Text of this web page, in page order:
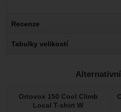
Recenze
Nebyla přidána
Tabulky velikostí
Ortovox 150 Cool Climb
Local T-shirt W